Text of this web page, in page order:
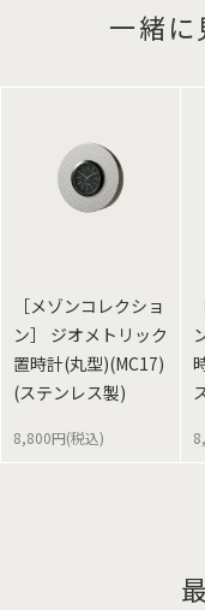
一緒に
［メゾンコレクショ
ン］ ジオメトリック
置時計(丸型)(MC17)
(ステンレス製)
8,800円(税込)